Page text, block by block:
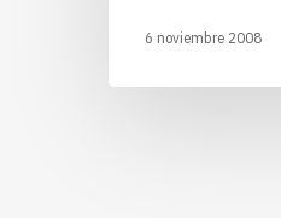
6 noviembre 2008